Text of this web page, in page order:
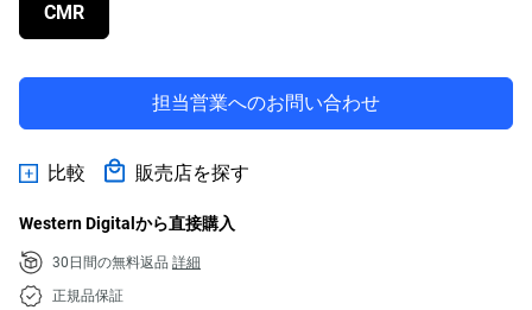
CMR
担当営業へのお問い合わせ
比較 販売店を探す
Western Digitalから直接購入
30日間の無料返品 詳細
正規品保証